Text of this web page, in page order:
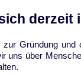
derzeit
Gründung und
uns über